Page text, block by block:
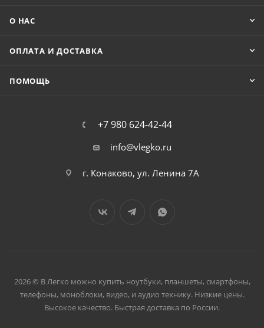
О НАС
ОПЛАТА И ДОСТАВКА
ПОМОЩЬ
+7 980 624-42-44
info@vlegko.ru
г. Конаково, ул. Ленина 7А
2026 © В Легко можно купить ноутбуки, планшеты, смартфоны,
телефоны, моноблоки, видео, и аудио технику. Низкие цены.
Высокое качество. Быстрая доставка по России.